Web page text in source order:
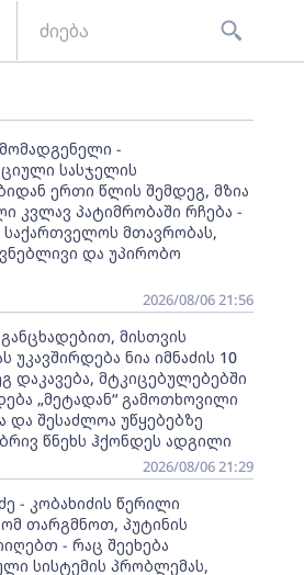
-
სასჯელის
ერთი წლის შემდეგ, მზია
კვლავ პატიმრობაში რჩება -
მთავრობას,
და უპირობო
2026/08/06 21:56
მისთვის
უკავშირდება ნია იმნაძის 10
დაკავება, მტკიცებულებებში
„მეტადან“ გამოთხოვილი
და შესაძლოა უწყებებზე
წნეხს ჰქონდეს ადგილი
2026/08/06 21:29
- კობახიძის წერილი
თარგმნოთ, პუტინის
- რაც შეეხება
სისტემის პრობლემას,